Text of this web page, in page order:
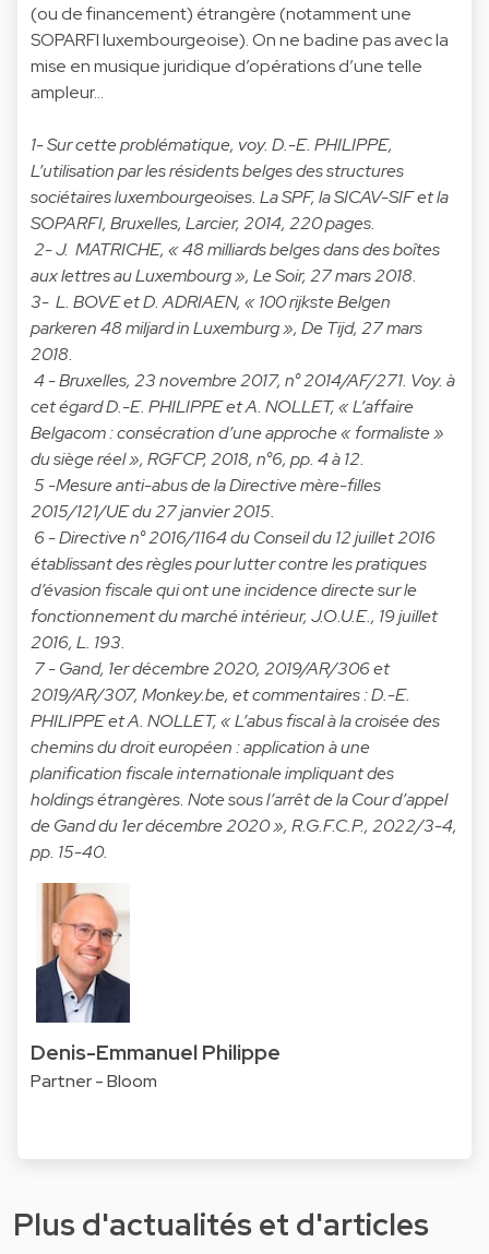
(ou de financement) étrangère (notamment une
SOPARFI luxembourgeoise). On ne badine pas avec la
mise en musique juridique d’opérations d’une telle
ampleur…
1- Sur cette problématique, voy. D.-E. PHILIPPE,
L’utilisation par les résidents belges des structures
sociétaires luxembourgeoises. La SPF, la SICAV-SIF et la
SOPARFI, Bruxelles, Larcier, 2014, 220 pages.
2- J. MATRICHE, « 48 milliards belges dans des boîtes
aux lettres au Luxembourg », Le Soir, 27 mars 2018.
3- L. BOVE et D. ADRIAEN, « 100 rijkste Belgen
parkeren 48 miljard in Luxemburg », De Tijd, 27 mars
2018.
4 - Bruxelles, 23 novembre 2017, n° 2014/AF/271. Voy. à
cet égard D.-E. PHILIPPE et A. NOLLET, « L’affaire
Belgacom : consécration d’une approche « formaliste »
du siège réel », RGFCP, 2018, n°6, pp. 4 à 12.
5 -Mesure anti-abus de la Directive mère-filles
2015/121/UE du 27 janvier 2015.
6 - Directive n° 2016/1164 du Conseil du 12 juillet 2016
établissant des règles pour lutter contre les pratiques
d’évasion fiscale qui ont une incidence directe sur le
fonctionnement du marché intérieur, J.O.U.E., 19 juillet
2016, L. 193.
7 - Gand, 1er décembre 2020, 2019/AR/306 et
2019/AR/307, Monkey.be, et commentaires : D.-E.
PHILIPPE et A. NOLLET, « L’abus fiscal à la croisée des
chemins du droit européen : application à une
planification fiscale internationale impliquant des
holdings étrangères. Note sous l’arrêt de la Cour d’appel
de Gand du 1er décembre 2020 », R.G.F.C.P., 2022/3-4,
pp. 15-40.
Denis-Emmanuel Philippe
Partner - Bloom
Plus d'actualités et d'articles